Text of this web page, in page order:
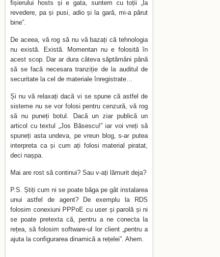
fișierului hosts și e gata, suntem cu toții „la
revedere, pa și pusi, adio și la gară, mi-a părut
bine”.
De aceea, vă rog să nu vă bazați că tehnologia
nu există. Există. Momentan nu e folosită în
acest scop. Dar ar dura câteva săptămâni până
să se facă necesara tranziție de la auditul de
securitate la cel de materiale înregistrate…
Și nu vă relaxați dacă vi se spune că astfel de
sisteme nu se vor folosi pentru cenzură, vă rog
să nu puneți botul. Dacă un ziar publică un
articol cu textul „Jos Băsescu!” iar voi vreți să
spuneți asta undeva, pe vreun blog, s-ar putea
interpreta ca și cum ați folosi material piratat,
deci nașpa.
Mai are rost să continui? Sau v-ați lămurit deja?
P.S. Știți cum ni se poate băga pe gât instalarea
unui astfel de agent? De exemplu la RDS
folosim conexiuni PPPoE cu user și parolă și ni
se poate pretexta că, pentru a ne conecta la
rețea, să folosim software-ul lor client „pentru a
ajuta la configurarea dinamică a rețelei”. Ahem.